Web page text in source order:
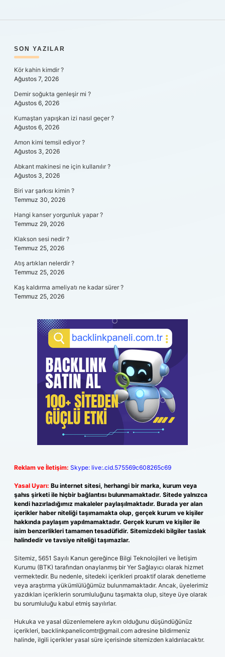
SIDEBAR
SON YAZILAR
Kör kahin kimdir ?
Ağustos 7, 2026
Demir soğukta genleşir mi ?
Ağustos 6, 2026
Kumaştan yapışkan izi nasıl geçer ?
Ağustos 6, 2026
Amon kimi temsil ediyor ?
Ağustos 3, 2026
Abkant makinesi ne için kullanılır ?
Ağustos 3, 2026
Biri var şarkısı kimin ?
Temmuz 30, 2026
Hangi kanser yorgunluk yapar ?
Temmuz 29, 2026
Klakson sesi nedir ?
Temmuz 25, 2026
Atış artıkları nelerdir ?
Temmuz 25, 2026
Kaş kaldırma ameliyatı ne kadar sürer ?
Temmuz 25, 2026
Reklam ve İletişim: Skype: live:.cid.575569c608265c69
Yasal Uyarı: Bu internet sitesi, herhangi bir marka, kurum veya
şahıs şirketi ile hiçbir bağlantısı bulunmamaktadır. Sitede yalnızca
kendi hazırladığımız makaleler paylaşılmaktadır. Burada yer alan
içerikler haber niteliği taşımamakta olup, gerçek kurum ve kişiler
hakkında paylaşım yapılmamaktadır. Gerçek kurum ve kişiler ile
isim benzerlikleri tamamen tesadüfidir. Sitemizdeki bilgiler taslak
halindedir ve tavsiye niteliği taşımazlar.
Sitemiz, 5651 Sayılı Kanun gereğince Bilgi Teknolojileri ve İletişim
Kurumu (BTK) tarafından onaylanmış bir Yer Sağlayıcı olarak hizmet
vermektedir. Bu nedenle, sitedeki içerikleri proaktif olarak denetleme
veya araştırma yükümlülüğümüz bulunmamaktadır. Ancak, üyelerimiz
yazdıkları içeriklerin sorumluluğunu taşımakta olup, siteye üye olarak
bu sorumluluğu kabul etmiş sayılırlar.
Hukuka ve yasal düzenlemelere aykırı olduğunu düşündüğünüz
içerikleri, backlinkpanelicomtr@gmail.com adresine bildirmeniz
halinde, ilgili içerikler yasal süre içerisinde sitemizden kaldırılacaktır.